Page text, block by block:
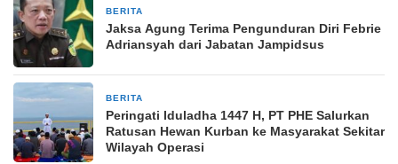
BERITA
Jaksa Agung Terima Pengunduran Diri Febrie
Adriansyah dari Jabatan Jampidsus
BERITA
Peringati Iduladha 1447 H, PT PHE Salurkan
Ratusan Hewan Kurban ke Masyarakat Sekitar
Wilayah Operasi